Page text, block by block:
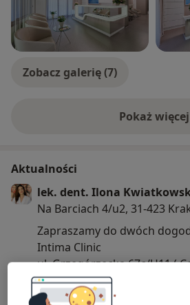
Moje zainteresowania to sztuka i
chwili maluję i rzeźbię. Jestem też
Biegle władam językiem
Zobacz galerię (7)
Pokaż więcej
o
Aktualności
lek. dent. Ilona
Na Barciach 4/u2, 31-423
Zapraszamy do dwóch
Intima Clinic
ul.